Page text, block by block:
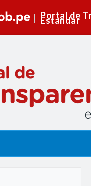
Portal de
Estándar